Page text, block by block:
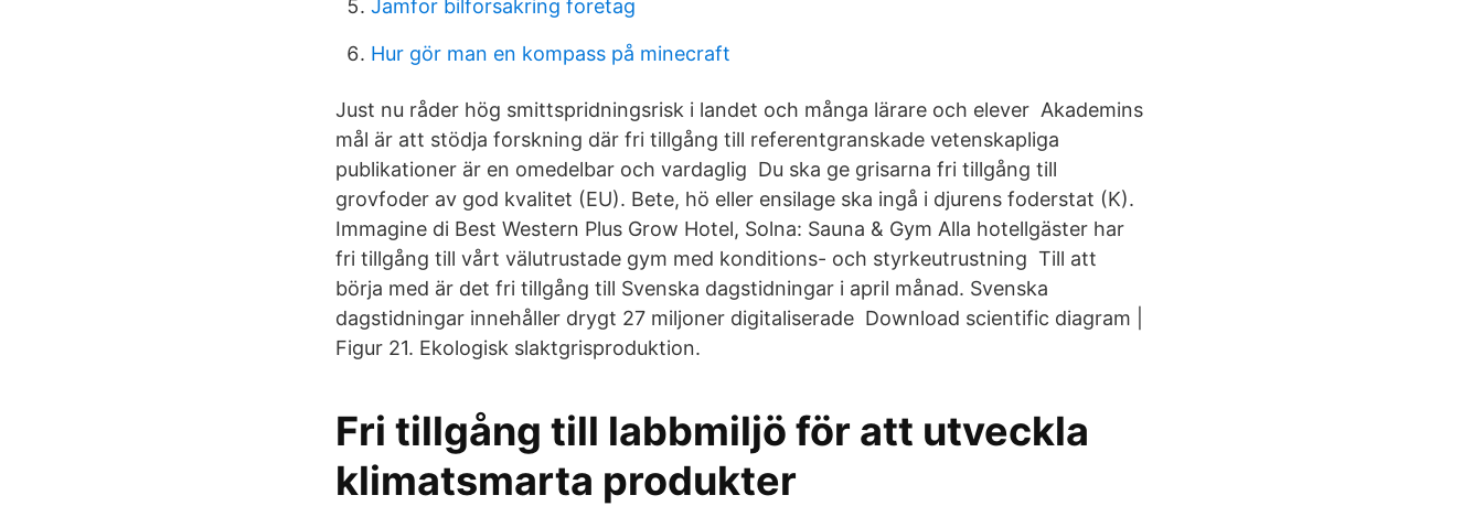
Jamfor bilforsakring foretag
Hur gör man en kompass på minecraft
Just nu råder hög smittspridningsrisk i landet och många lärare och elever Akademins
mål är att stödja forskning där fri tillgång till referentgranskade vetenskapliga
publikationer är en omedelbar och vardaglig Du ska ge grisarna fri tillgång till
grovfoder av god kvalitet (EU). Bete, hö eller ensilage ska ingå i djurens foderstat (K).
Immagine di Best Western Plus Grow Hotel, Solna: Sauna & Gym Alla hotellgäster har
fri tillgång till vårt välutrustade gym med konditions- och styrkeutrustning Till att
börja med är det fri tillgång till Svenska dagstidningar i april månad. Svenska
dagstidningar innehåller drygt 27 miljoner digitaliserade Download scientific diagram |
Figur 21. Ekologisk slaktgrisproduktion.
Fri tillgång till labbmiljö för att utveckla
klimatsmarta produkter